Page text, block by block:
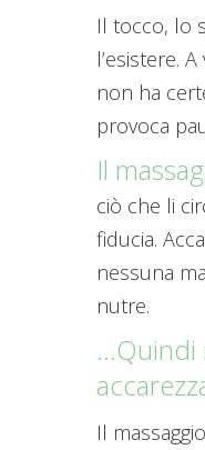
Il tocco, lo
l’esistere.
non ha
provoca
Il
ciò che li
fiducia.
nessuna
nutre.
…Quindi
Il